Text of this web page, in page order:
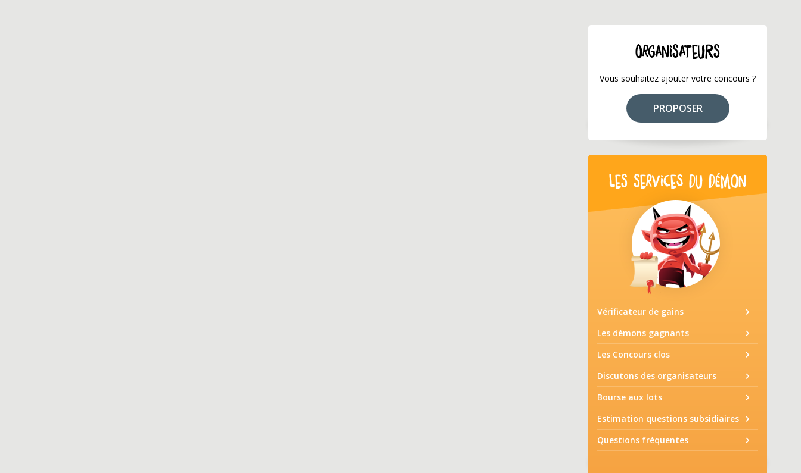
ORGANISATEURS
Vous souhaitez ajouter votre concours ?
PROPOSER
LES SERVICES DU DÉMON
Vérificateur de gains
Les démons gagnants
Les Concours clos
Discutons des organisateurs
Bourse aux lots
Estimation questions subsidiaires
Questions fréquentes